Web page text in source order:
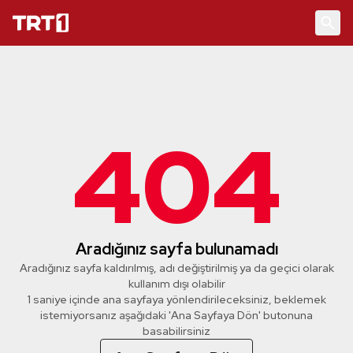
404
Aradığınız sayfa bulunamadı
Aradığınız sayfa kaldırılmış, adı değiştirilmiş ya da geçici olarak
kullanım dışı olabilir
1 saniye içinde ana sayfaya yönlendirileceksiniz, beklemek
istemiyorsanız aşağıdaki 'Ana Sayfaya Dön' butonuna
basabilirsiniz